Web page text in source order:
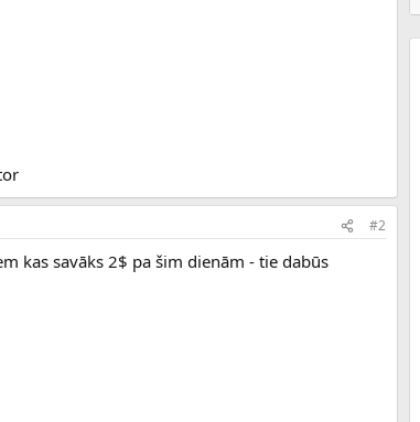
#2
kas savāks 2$ pa šim dienām - tie dabūs